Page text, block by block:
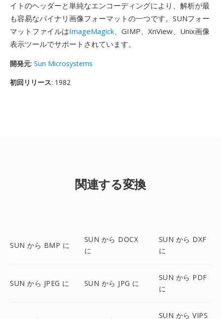
イトのヘッダーと単純なエンコーディングにより、解析が最
も容易なバイナリ画像フォーマットの一つです。SUNフォー
マットファイルはImageMagick、GIMP、XnView、Unix画像
表示ツールでサポートされています。
開発元: Sun Microsystems
初回リリース: 1982
関連する変換
SUN から BMP に
SUN から DOCX
に
SUN から DXF
に
SUN から JPEG に SUN から JPG に
SUN から PDF
に
SUN から VIPS